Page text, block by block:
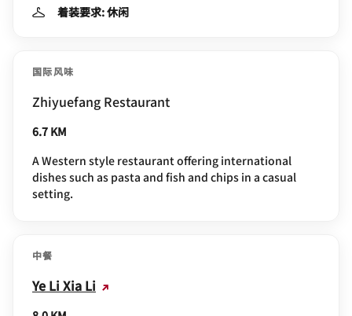
着装要求: 休闲
国际风味
Zhiyuefang Restaurant
6.7 KM
A Western style restaurant offering international
dishes such as pasta and fish and chips in a casual
setting.
中餐
Ye Li Xia Li